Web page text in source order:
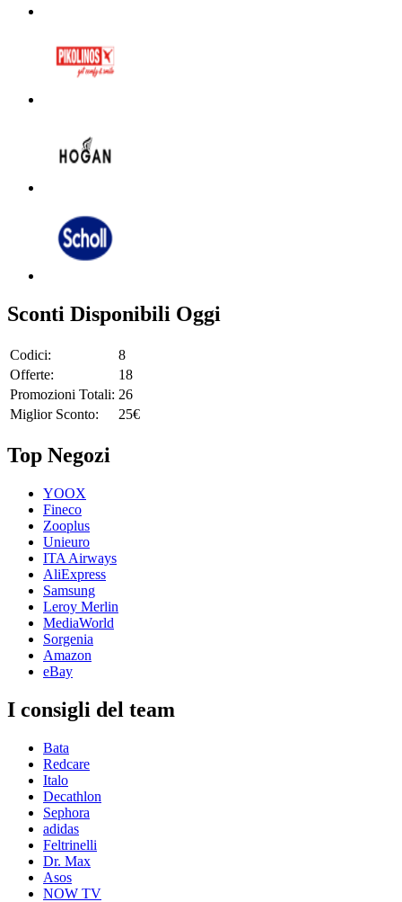
Sconti Disponibili Oggi
Codici:
8
Offerte:
18
Promozioni Totali: 26
Miglior Sconto:
25€
Top Negozi
YOOX
Fineco
Zooplus
Unieuro
ITA Airways
AliExpress
Samsung
Leroy Merlin
MediaWorld
Sorgenia
Amazon
eBay
I consigli del team
Bata
Redcare
Italo
Decathlon
Sephora
adidas
Feltrinelli
Dr. Max
Asos
NOW TV